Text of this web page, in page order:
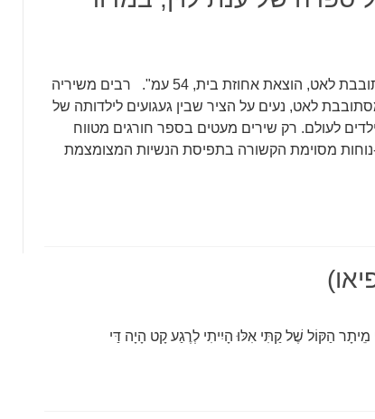
אנה מסתובבת יפה ענת לוין, אנה מסתובבת לאט, הוצאת אחוזת בית, 54 עמ". רבים משיריה
לאט, נעים על הציר שבין געגועים לילדותה של
לעולם. רק שירים מעטים בספר חורגים מטווח
נוחות מסוימת הקשורה בתפיסת הנשיות המצומצמת
הַקּוֹל שֶׁל קַתִּי אִלּוּ הָיִיתִי לְרֶגַע קָט הָיָה דַּי